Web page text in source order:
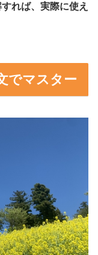
れば、実際に使え
でマスター